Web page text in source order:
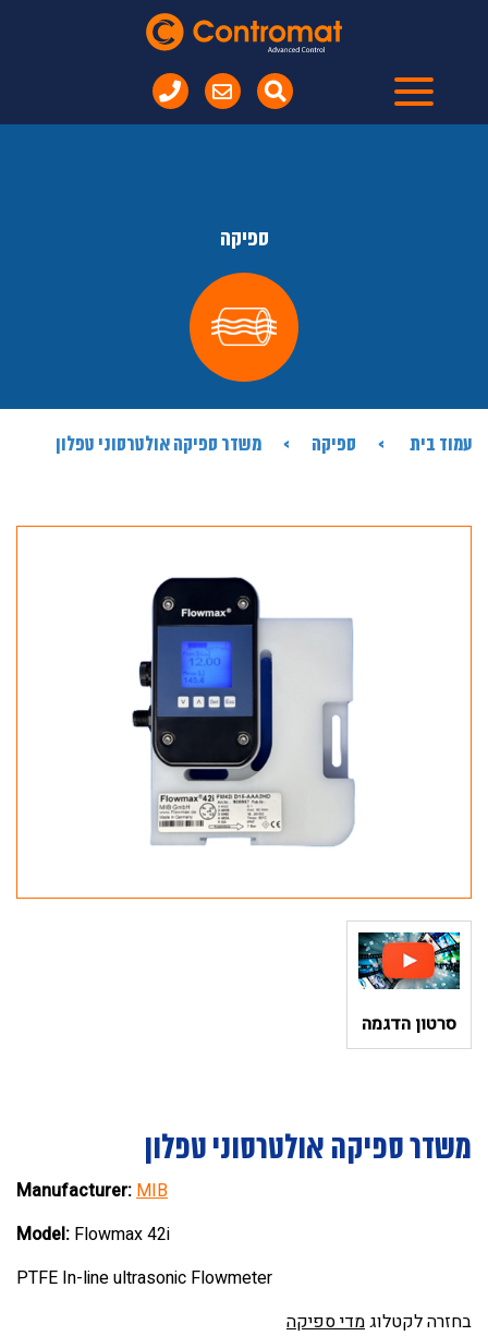
ספיקה
עמוד בית ספיקה משדר ספיקה אולטרסוני טפלון
סרטון הדגמה
משדר ספיקה אולטרסוני טפלון
Manufacturer: MIB
Model: Flowmax 42i
PTFE In-line ultrasonic Flowmeter
בחזרה לקטלוגמדי ספיקה